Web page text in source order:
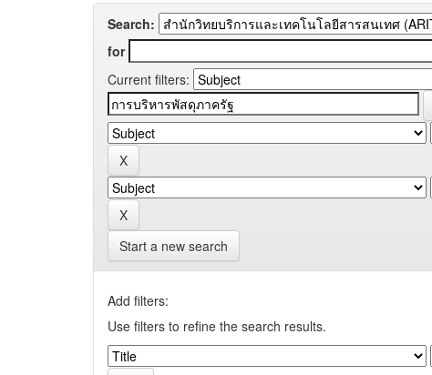
Search:
for
Current filters:
Start a new search
Add filters:
Use filters to refine the search results.